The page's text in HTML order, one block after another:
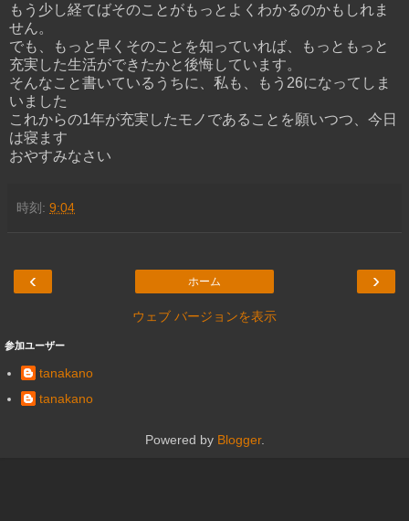
もう少し経てばそのことがもっとよくわかるのかもしれま
せん。
でも、もっと早くそのことを知っていれば、もっともっと
充実した生活ができたかと後悔しています。
そんなこと書いているうちに、私も、もう26になってしま
いました
これからの1年が充実したモノであることを願いつつ、今日
は寝ます
おやすみなさい
時刻: 9:04
‹ ›
ホーム
ウェブ バージョンを表示
参加ユーザー
tanakano
tanakano
Powered by Blogger.